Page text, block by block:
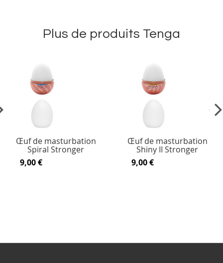
Plus de produits Tenga
Œuf de masturbation
Spiral Stronger
9,00 €
Œuf de masturbation
Shiny II Stronger
9,00 €